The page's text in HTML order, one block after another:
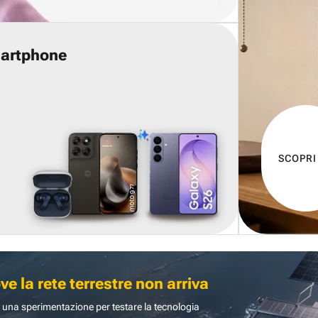
SCOPRI
la rete terrestre non arriva
sperimentazione per testare la tecnologia